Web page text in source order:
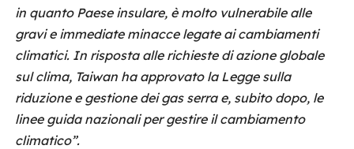
in quanto Paese insulare, è molto vulnerabile alle
gravi e immediate minacce legate ai cambiamenti
climatici. In risposta alle richieste di azione globale
sul clima, Taiwan ha approvato la Legge sulla
riduzione e gestione dei gas serra e, subito dopo, le
linee guida nazionali per gestire il cambiamento
climatico”.